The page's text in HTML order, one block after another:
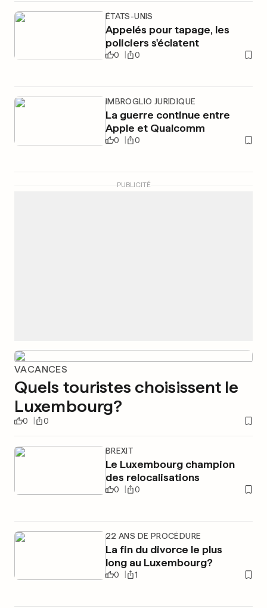
ÉTATS-UNIS
Appelés pour tapage, les
policiers s'éclatent
0 0
IMBROGLIO JURIDIQUE
La guerre continue entre
Apple et Qualcomm
0 0
PUBLICITÉ
VACANCES
Quels touristes choisissent le
Luxembourg?
0 0
BREXIT
Le Luxembourg champion
des relocalisations
0 0
22 ANS DE PROCÉDURE
La fin du divorce le plus
long au Luxembourg?
0 1